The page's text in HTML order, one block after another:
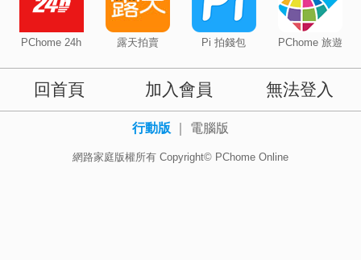
PChome 24h 露天拍賣 Pi 拍錢包 PChome 旅遊
回首頁 加入會員 無法登入
行動版 電腦版
網路家庭版權所有 Copyright© PChome Online